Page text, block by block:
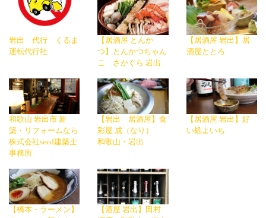
岩出 代行 くるま
運転代行社
【居酒屋 とんか
つ】とんかつちゃん
こ さかぐら 岩出
【居酒屋 岩出】居
酒屋ととろ
和歌山 岩出市 新
築・リフォームなら
株式会社seed建築士
事務所
【岩出 居酒屋】食
彩屋 成（なり）
和歌山・岩出
【居酒屋 岩出】好
い処よいち
【橋本・ラーメン】
【酒屋 岩出】田村